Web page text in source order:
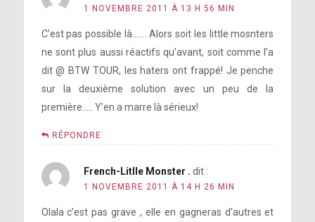
1 NOVEMBRE 2011 À 13 H 56 MIN
C’est pas possible là……. Alors soit les little mosnters
ne sont plus aussi réactifs qu’avant, soit comme l’a
dit @ BTW TOUR, les haters ont frappé! Je penche
sur la deuxième solution avec un peu de la
première….. Y’en a marre là sérieux!
RÉPONDRE
French-Litlle Monster . dit :
1 NOVEMBRE 2011 À 14 H 26 MIN
Olala c’est pas grave , elle en gagneras d’autres et